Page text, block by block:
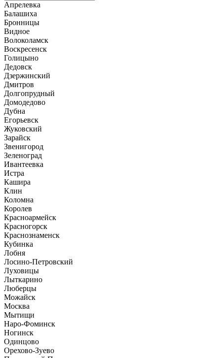
Апрелевка
Балашиха
Бронницы
Видное
Волоколамск
Воскресенск
Голицыно
Дедовск
Дзержинский
Дмитров
Долгопрудный
Домодедово
Дубна
Егорьевск
Жуковский
Зарайск
Звенигород
Зеленоград
Ивантеевка
Истра
Кашира
Клин
Коломна
Королев
Красноармейск
Красногорск
Краснознаменск
Кубинка
Лобня
Лосино-Петровский
Луховицы
Лыткарино
Люберцы
Можайск
Москва
Мытищи
Наро-Фоминск
Ногинск
Одинцово
Орехово-Зуево